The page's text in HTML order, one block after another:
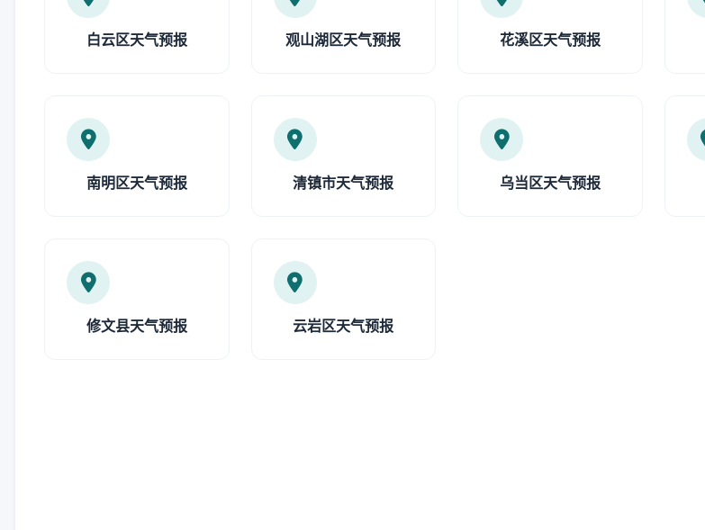
白云区天气预报 观山湖区天气预报 花溪区天气预报
南明区天气预报 清镇市天气预报 乌当区天气预报
修文县天气预报 云岩区天气预报